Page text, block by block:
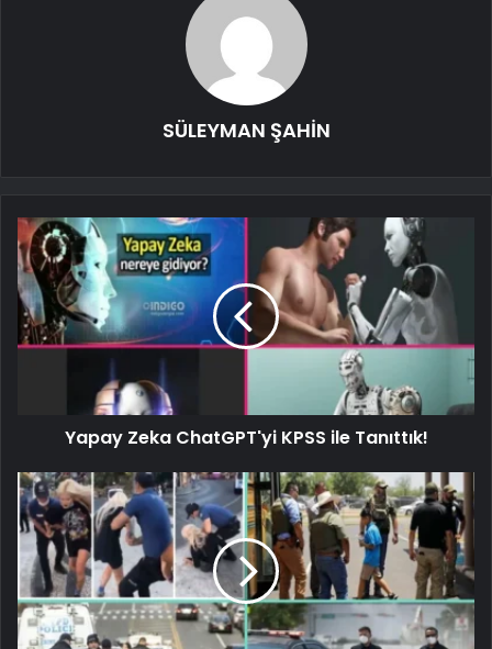
SÜLEYMAN ŞAHİN
Yapay Zeka ChatGPT'yi KPSS ile Tanıttık!